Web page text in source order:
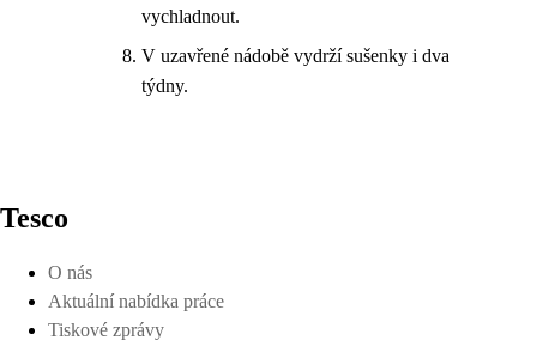
vychladnout.
V uzavřené nádobě vydrží sušenky i dva
týdny.
Tesco
O nás
Aktuální nabídka práce
Tiskové zprávy